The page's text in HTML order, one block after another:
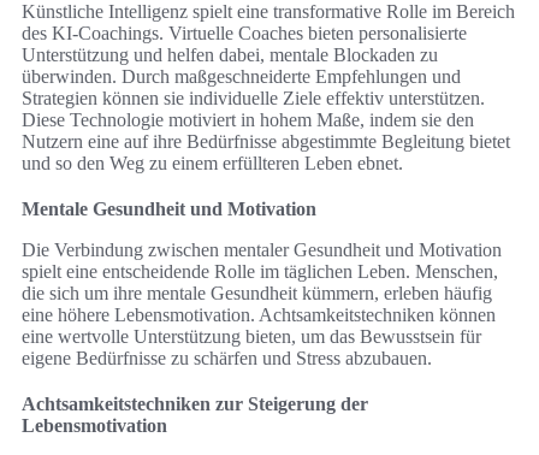
Künstliche Intelligenz spielt eine transformative Rolle im Bereich
des KI-Coachings. Virtuelle Coaches bieten personalisierte
Unterstützung und helfen dabei, mentale Blockaden zu
überwinden. Durch maßgeschneiderte Empfehlungen und
Strategien können sie individuelle Ziele effektiv unterstützen.
Diese Technologie motiviert in hohem Maße, indem sie den
Nutzern eine auf ihre Bedürfnisse abgestimmte Begleitung bietet
und so den Weg zu einem erfüllteren Leben ebnet.
Mentale Gesundheit und Motivation
Die Verbindung zwischen mentaler Gesundheit und Motivation
spielt eine entscheidende Rolle im täglichen Leben. Menschen,
die sich um ihre mentale Gesundheit kümmern, erleben häufig
eine höhere Lebensmotivation. Achtsamkeitstechniken können
eine wertvolle Unterstützung bieten, um das Bewusstsein für
eigene Bedürfnisse zu schärfen und Stress abzubauen.
Achtsamkeitstechniken zur Steigerung der
Lebensmotivation